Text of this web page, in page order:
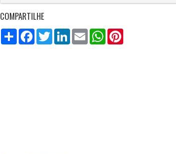
COMPARTILHE
Compartilhar
FacebookTwitterLinkedInEmail WhatsApp